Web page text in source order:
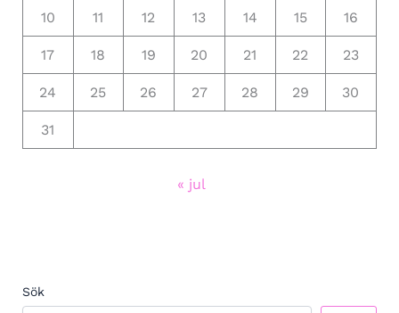
10 11 12 13 14 15 16
17 18 19 20 21 22 23
24 25 26 27 28 29 30
31
« jul
Sök